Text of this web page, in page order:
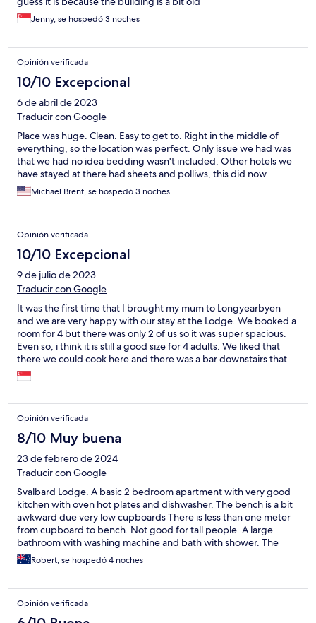
Jenny, se hospedó 3 noches
Opinión verificada
10/10 Excepcional
6 de abril de 2023
Traducir con Google
Place was huge. Clean. Easy to get to. Right in the middle of
everything, so the location was perfect. Only issue we had was
that we had no idea bedding wasn't included. Other hotels we
have stayed at there had sheets and polliws, this did now.
Michael Brent, se hospedó 3 noches
Opinión verificada
10/10 Excepcional
9 de julio de 2023
Traducir con Google
It was the first time that I brought my mum to Longyearbyen
and we are very happy with our stay at the Lodge. We booked a
room for 4 but there was only 2 of us so it was super spacious.
Even so, i think it is still a good size for 4 adults. We liked that
there we could cook here and there was a bar downstairs that
serves nice pizza when we didnt feel like cooking. It is also just 1
minute from the main Svalbard Hotell so you could have a nice
bus dropoff point and tour pickup point as well. The only
downside is there is no lift so we had to lug our big luggages up
the stairs. Lucky for us we were given the room at level 2
otherwise we might not have been able to make it. Overall still a
perfect stay, we would definitely return to this hotel when we
visit Longyearbyen again in Summer.
Opinión verificada
8/10 Muy buena
23 de febrero de 2024
Traducir con Google
Svalbard Lodge. A basic 2 bedroom apartment with very good
kitchen with oven hot plates and dishwasher. The bench is a bit
awkward due very low cupboards There is less than one meter
from cupboard to bench. Not good for tall people. A large
bathroom with washing machine and bath with shower. The
bedrooms are typical Scandinavian very small with just bed or
beds. The staff are extremely friendly and helpful. Brandon the
loved a joke or two. He was excellent at talking and working at
the same time. He quickly fixed the problem managing things in
a professional way.
Robert, se hospedó 4 noches
Opinión verificada